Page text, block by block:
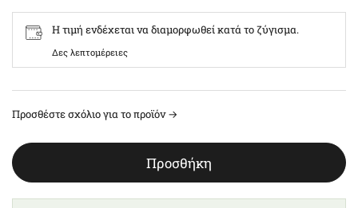
2
4
Η τιμή ενδέχεται να διαμορφωθεί κατά το ζύγισμα.
Δες λεπτομέρειες
Προσθέστε σχόλιο για το προϊόν →
Προσθήκη